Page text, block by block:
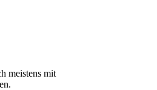
meistens mit